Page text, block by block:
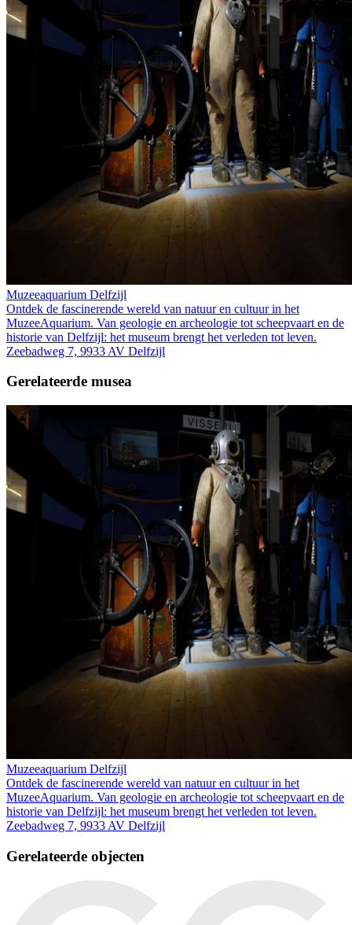
Muzeeaquarium Delfzijl
Ontdek de fascinerende wereld van natuur en cultuur in het
MuzeeAquarium. Van geologie en archeologie tot scheepvaart en de
historie van Delfzijl: het museum brengt het verleden tot leven.
Zeebadweg 7, 9933 AV Delfzijl
Gerelateerde musea
Muzeeaquarium Delfzijl
Ontdek de fascinerende wereld van natuur en cultuur in het
MuzeeAquarium. Van geologie en archeologie tot scheepvaart en de
historie van Delfzijl: het museum brengt het verleden tot leven.
Zeebadweg 7, 9933 AV Delfzijl
Gerelateerde objecten